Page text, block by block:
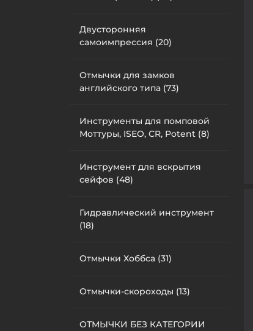
Двусторонняя
самоимпрессия (20)
Отмычки для замков
английского типа (73)
Инструменты для помповой
Моттуры, ISEO, CR, Potent (8)
Инструмент для вскрытия
сейфов (48)
Гидравлический инструмент
(18)
Отмычки Хоббса (31)
Отмычки-скороходы (13)
ОТМЫЧКИ БЕЗ КАТЕГОРИИ